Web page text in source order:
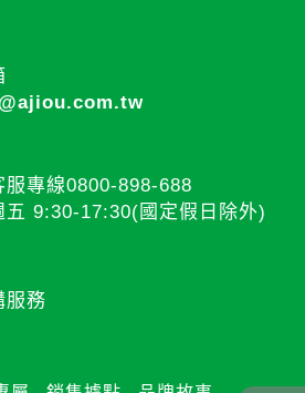
服專線0800-898-688
五 9:30-17:30(國定假日除外)
服務